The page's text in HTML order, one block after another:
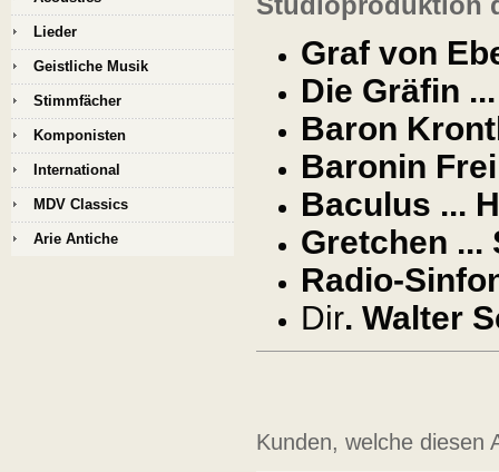
Graf von
Die Gräfin
Baron
Baronin
Baculus ...
Gretchen ...
Radio-
Dir. Walter
Kunden, welche diesen
Lieder
Geistliche Musik
Stimmfächer
Komponisten
International
MDV Classics
Arie Antiche